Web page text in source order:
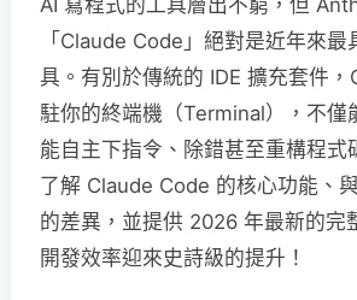
AI 寫程式的工具層出不窮，但
「Claude Code」絕對是近年來
具。有別於傳統的 IDE 擴充套件
駐你的終端機（Terminal），不僅
能自主下指令、除錯甚至重構程式
了解 Claude Code 的核心功能、
的差異，並提供 2026 年最新的完
開發效率迎來史詩級的提升！